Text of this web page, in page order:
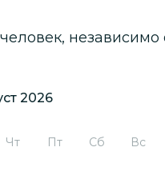
независимо
2026
Чт Пт Сб Вс